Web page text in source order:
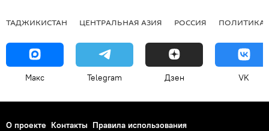
ТАДЖИКИСТАН ЦЕНТРАЛЬНАЯ АЗИЯ РОССИЯ ПОЛИТИКА
Макс Telegram Дзен VK
О проекте Контакты Правила использования